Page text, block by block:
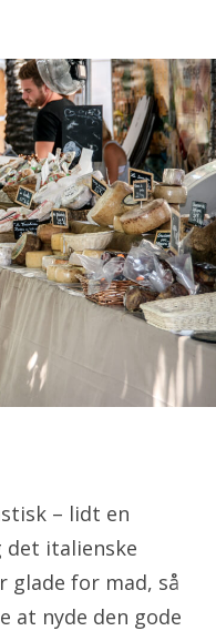
– lidt en
det italienske
glade for mad, så
at nyde den gode